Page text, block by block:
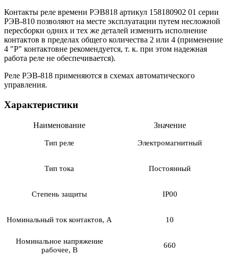
Контакты реле времени РЭВ818 артикул 158180902 01 серии
РЭВ-810 позволяют на месте эксплуатации путем несложной
пересборки одних и тех же деталей изменить исполнение
контактов в пределах общего количества 2 или 4 (применение
4 "Р" контактовне рекомендуется, т. к. при этом надежная
работа реле не обеспечивается).
Реле РЭВ-818 применяются в схемах автоматического
управления.
Характеристики
Наименование Значение
Тип реле Электромагнитный
Тип тока Постоянный
Степень защиты IP00
Номинальный ток контактов, А 10
Номинальное напряжение
рабочее, В
660